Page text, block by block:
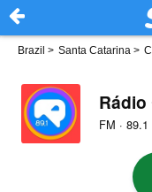
Brazil > Santa Catarina >
Rádio
FM · 89.1